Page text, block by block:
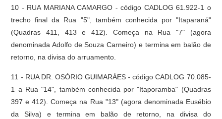
10 - RUA MARIANA CAMARGO - código CADLOG 61.922-1 o
trecho final da Rua "5", também conhecida por "Itaparaná"
(Quadras 411, 413 e 412). Começa na Rua "7" (agora
denominada Adolfo de Souza Carneiro) e termina em balão de
retorno, na divisa do arruamento.
11 - RUA DR. OSÓRIO GUIMARÀES - código CADLOG 70.085-
1 a Rua "14", também conhecida por "Itaporamba" (Quadras
397 e 412). Começa na Rua "13" (agora denominada Eusébio
da Silva) e termina em balão de retorno, na divisa do